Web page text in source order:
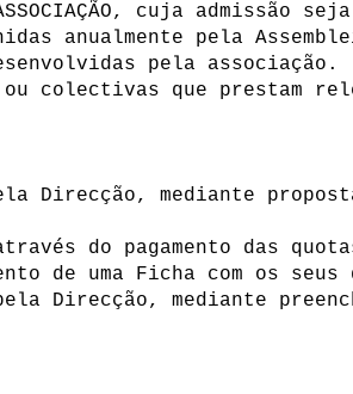
cuja admissão
anualmente pela
pela associação.
colectivas que prestam
Direcção, mediante
do pagamento das
de uma Ficha com os seus
Direcção, mediante